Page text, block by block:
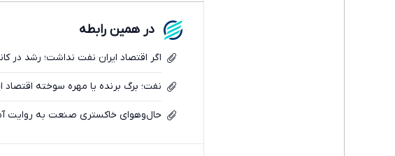
در همین رابطه
اگر اقتصاد ایران نفت نداشت؛ رشد در کانال 2
نفت؛ برگ برنده یا مهره سوخته اقتصاد
حال‌وهوای خاکستری صنعت به‌ روایت